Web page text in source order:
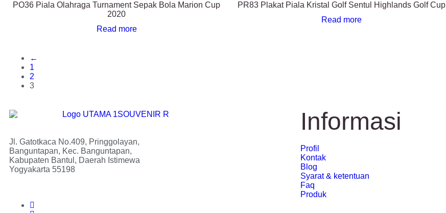
PO36 Piala Olahraga Turnament Sepak Bola Marion Cup
2020
Read more
PR83 Plakat Piala Kristal Golf Sentul Highlands Golf Cup
Read more
←
1
2
3
Jl. Gatotkaca No.409, Pringgolayan,
Banguntapan, Kec. Banguntapan,
Kabupaten Bantul, Daerah Istimewa
Yogyakarta 55198
Informasi
Profil
Kontak
Blog
Syarat & ketentuan
Faq
Produk